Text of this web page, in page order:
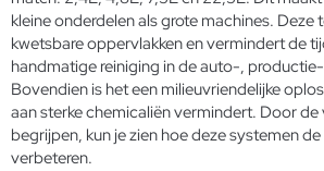
kleine onderdelen als grote machines.
kwetsbare oppervlakken en vermindert de
handmatige reiniging in de auto-,
Bovendien is het een milieuvriendelijke
aan sterke chemicaliën vermindert. Door
begrijpen, kun je zien hoe deze systemen
verbeteren.